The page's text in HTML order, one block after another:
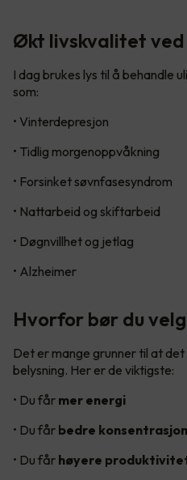
Økt livskvalitet ved
I dag brukes lys til å behandle
som:
• Vinterdepresjon
• Tidlig morgenoppvåkning
• Forsinket søvnfasesyndrom
• Nattarbeid og skiftarbeid
• Døgnvillhet og jetlag
• Alzheimer
Hvorfor bør du
Det er mange grunner til at
belysning. Her er de viktigste:
• Du får mer energi
• Du får bedre konsentrasjon
• Du får høyere